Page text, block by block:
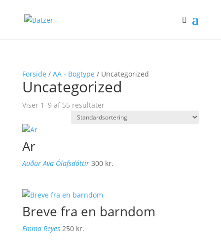
Forside / AA - Bogtype / Uncategorized
Uncategorized
Viser 1–9 af 55 resultater
Ar
Auður Ava Ólafsdóttir 300 kr.
Breve fra en barndom
Emma Reyes 250 kr.